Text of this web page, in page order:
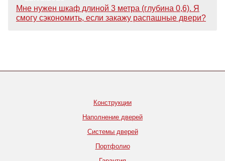
Мне нужен шкаф длиной 3 метра (глубина 0,6). Я
смогу сэкономить, если закажу распашные двери?
Конструкции
Наполнение дверей
Системы дверей
Портфолио